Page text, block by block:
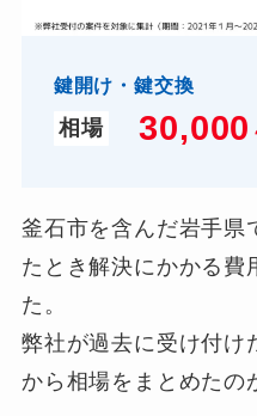
鍵開け・鍵交換
相場 30,000
釜石市を含んだ岩手県
たとき解決にかかる費
た。
弊社が過去に受け付け
から相場をまとめたの